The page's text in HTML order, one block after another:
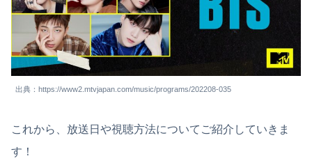
出典：https://www2.mtvjapan.com/music/programs/202208-035
これから、放送日や視聴方法についてご紹介していきま
す！